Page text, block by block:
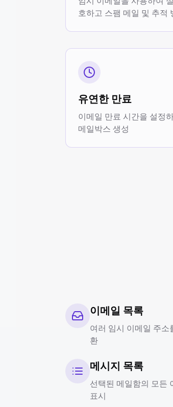
호하고 스팸 메일 및 추적
유연한 만료
이메일 만료 시간을 설정
메일박스 생성
이메일 목록
여러 임시 이메일 주
환
메시지 목록
선택된 메일함의 모든
표시